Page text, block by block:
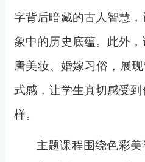
字背后暗藏的古人智慧
象中的历史底蕴。此外
唐美妆、婚嫁习俗，展
式感，让学生真切感受
样。
主题课程围绕色彩